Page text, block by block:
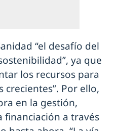
“el desafío del
ya que
los recursos para
crecientes”. Por ello,
en la gestión,
financiación a través